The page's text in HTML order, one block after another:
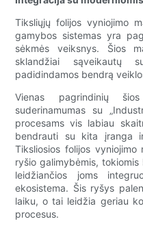
Tiksliųjų folijos vyniojimo
gamybos sistemas yra
sėkmės veiksnys. Šios
sklandžiai sąveikautų
padidindamos bendrą
Vienas pagrindinių
suderinamumas su
procesams vis labiau
bendrauti su kita įranga
Tiksliosios folijos vyniojimo
ryšio galimybėmis,
leidžiančios joms
ekosistema. Šis ryšys
laiku, o tai leidžia geriau
procesus.